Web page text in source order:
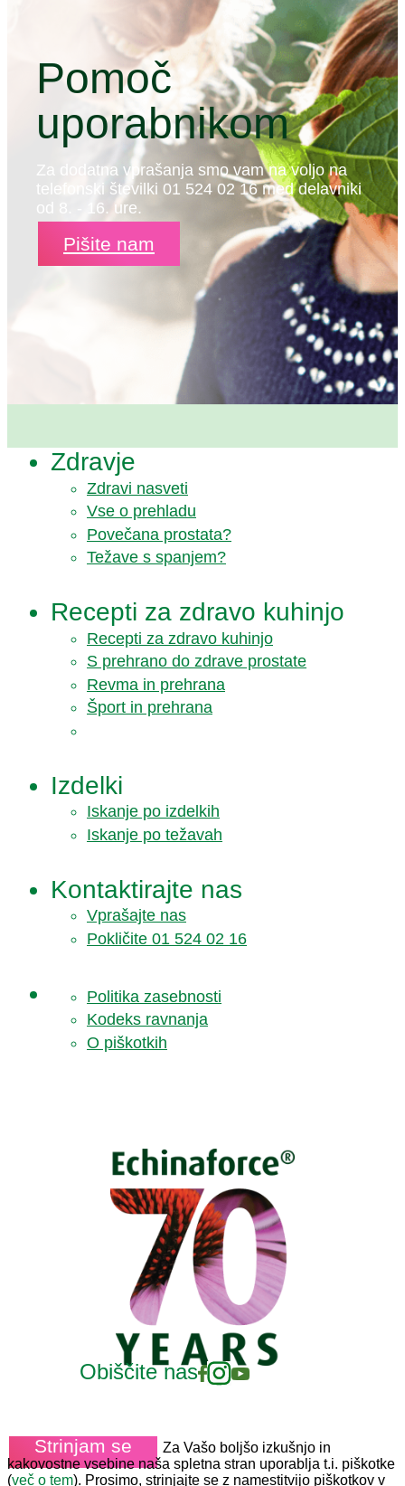
Pomoč
uporabnikom
Za dodatna vprašanja smo vam na voljo na
telefonski številki 01 524 02 16 med delavniki
od 8. - 16. ure.
Pišite nam
Zdravje
Zdravi nasveti
Vse o prehladu
Povečana prostata?
Težave s spanjem?
Recepti za zdravo kuhinjo
Recepti za zdravo kuhinjo
S prehrano do zdrave prostate
Revma in prehrana
Šport in prehrana
Izdelki
Iskanje po izdelkih
Iskanje po težavah
Kontaktirajte nas
Vprašajte nas
Pokličite 01 524 02 16
Politika zasebnosti
Kodeks ravnanja
O piškotkih
Obiščite nas
Strinjam se
Za Vašo boljšo izkušnjo in
kakovostne vsebine naša spletna stran uporablja t.i. piškotke
(več o tem). Prosimo, strinjajte se z namestitvijo piškotkov v